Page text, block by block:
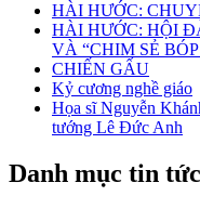
HÀI HƯỚC:
HÀI HƯỚC: HỘI
VÀ “CHIM SẺ
CHIẾN GẤU
Kỷ cương nghề giáo
Họa sĩ Nguyễn
tướng Lê Đức Anh
Danh mục tin tức